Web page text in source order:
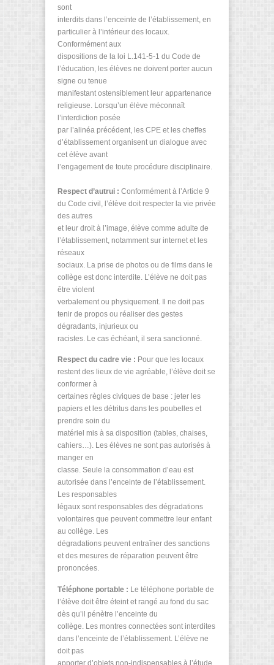
sont
interdits dans l’enceinte de l’établissement, en
particulier à l’intérieur des locaux.
Conformément aux
dispositions de la loi L.141-5-1 du Code de
l’éducation, les élèves ne doivent porter aucun
signe ou tenue
manifestant ostensiblement leur appartenance
religieuse. Lorsqu’un élève méconnaît
l’interdiction posée
par l’alinéa précédent, les CPE et les cheffes
d’établissement organisent un dialogue avec
cet élève avant
l’engagement de toute procédure disciplinaire.
Respect d’autrui : Conformément à l’Article 9
du Code civil, l’élève doit respecter la vie privée
des autres
et leur droit à l’image, élève comme adulte de
l’établissement, notamment sur internet et les
réseaux
sociaux. La prise de photos ou de films dans le
collège est donc interdite. L’élève ne doit pas
être violent
verbalement ou physiquement. Il ne doit pas
tenir de propos ou réaliser des gestes
dégradants, injurieux ou
racistes. Le cas échéant, il sera sanctionné.
Respect du cadre vie : Pour que les locaux
restent des lieux de vie agréable, l’élève doit se
conformer à
certaines règles civiques de base : jeter les
papiers et les détritus dans les poubelles et
prendre soin du
matériel mis à sa disposition (tables, chaises,
cahiers…). Les élèves ne sont pas autorisés à
manger en
classe. Seule la consommation d’eau est
autorisée dans l’enceinte de l’établissement.
Les responsables
légaux sont responsables des dégradations
volontaires que peuvent commettre leur enfant
au collège. Les
dégradations peuvent entraîner des sanctions
et des mesures de réparation peuvent être
prononcées.
Téléphone portable : Le téléphone portable de
l’élève doit être éteint et rangé au fond du sac
dès qu’il pénètre l’enceinte du
collège. Les montres connectées sont interdites
dans l’enceinte de l’établissement. L’élève ne
doit pas
apporter d’objets non-indispensables à l’étude.